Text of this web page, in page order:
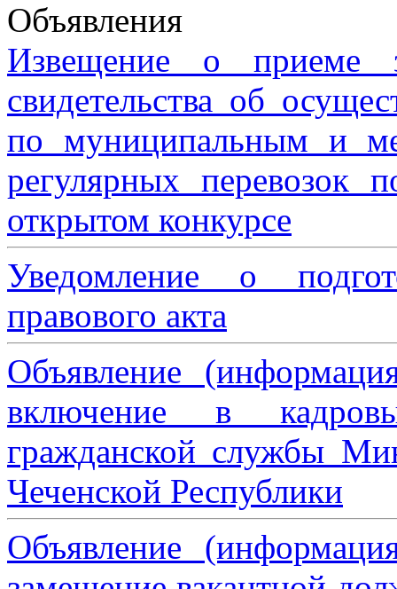
Объявления
Извещение о приеме
свидетельства об
по муниципальным и
регулярных перевозок
открытом конкурсе
Уведомление о
правового акта
Объявление
включение в
гражданской службы
Чеченской Республики
Объявление